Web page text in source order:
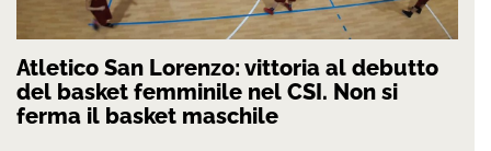
Atletico San Lorenzo: vittoria al debutto
del basket femminile nel CSI. Non si
ferma il basket maschile